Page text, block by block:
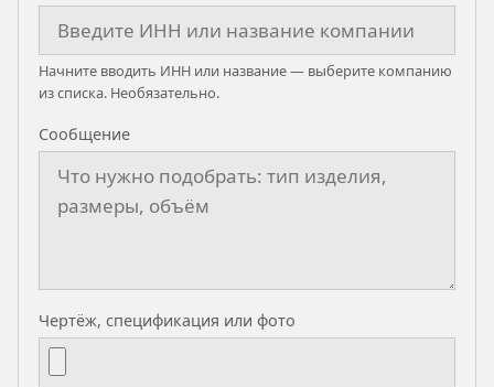
Начните вводить ИНН или название — выберите компанию
из списка. Необязательно.
Сообщение
Чертёж, спецификация или фото